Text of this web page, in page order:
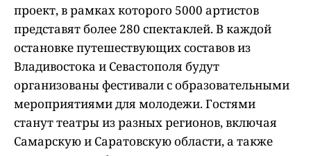
проект, в рамках которого 5000 артистов
представят более 280 спектаклей. В каждой
остановке путешествующих составов из
Владивостока и Севастополя будут
организованы фестивали с образовательными
мероприятиями для молодежи. Гостями
станут театры из разных регионов, включая
Самарскую и Саратовскую области, а также